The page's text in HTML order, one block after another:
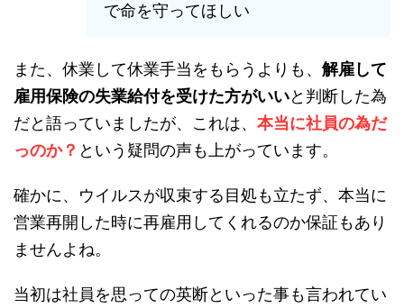
で命を守ってほしい
また、休業して休業手当をもらうよりも、 解雇して
雇用保険の失業給付を受けた方がいいと判断した為
だと語っていましたが、これは、 本当に社員の為だ
っのか？ という疑問の声も上がっています。
確かに、ウイルスが収束する目処も立たず、本当に
営業再開した時に再雇用してくれるのか保証もあり
ませんよね。
当初は社員を思っての英断といった事も言われてい